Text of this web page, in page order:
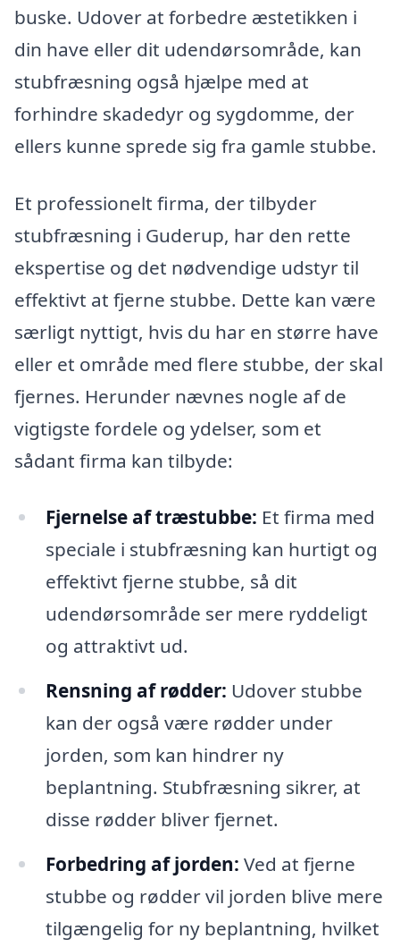
buske. Udover at forbedre æstetikken i
din have eller dit udendørsområde, kan
stubfræsning også hjælpe med at
forhindre skadedyr og sygdomme, der
ellers kunne sprede sig fra gamle stubbe.
Et professionelt firma, der tilbyder
stubfræsning i Guderup, har den rette
ekspertise og det nødvendige udstyr til
effektivt at fjerne stubbe. Dette kan være
særligt nyttigt, hvis du har en større have
eller et område med flere stubbe, der skal
fjernes. Herunder nævnes nogle af de
vigtigste fordele og ydelser, som et
sådant firma kan tilbyde:
Fjernelse af træstubbe: Et firma med
speciale i stubfræsning kan hurtigt og
effektivt fjerne stubbe, så dit
udendørsområde ser mere ryddeligt
og attraktivt ud.
Rensning af rødder: Udover stubbe
kan der også være rødder under
jorden, som kan hindrer ny
beplantning. Stubfræsning sikrer, at
disse rødder bliver fjernet.
Forbedring af jorden: Ved at fjerne
stubbe og rødder vil jorden blive mere
tilgængelig for ny beplantning, hvilket